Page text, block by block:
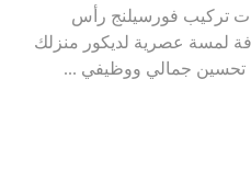
تركيب فورسيلنج رأس
لمسة عصرية لديكور منزلك
تحسين جمالي ووظيفي ...